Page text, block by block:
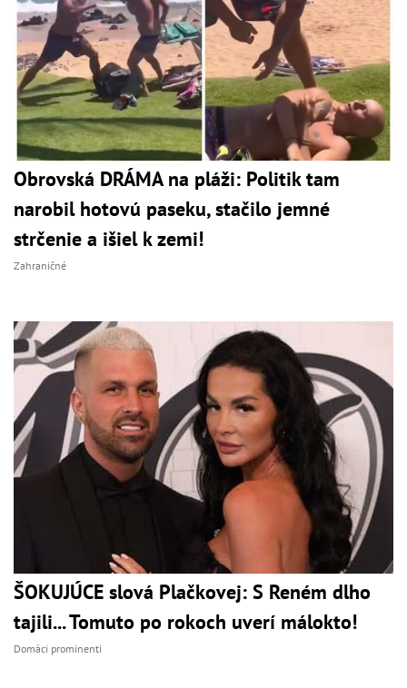
Obrovská DRÁMA na pláži: Politik tam
narobil hotovú paseku, stačilo jemné
strčenie a išiel k zemi!
Zahraničné
ŠOKUJÚCE slová Plačkovej: S Reném dlho
tajili... Tomuto po rokoch uverí málokto!
Domáci prominenti